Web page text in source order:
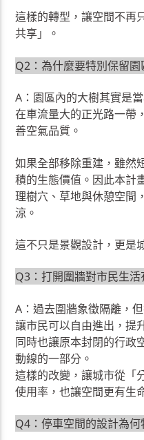
這樣的轉型，讓空間不再
共享」。
Q2：為什麼要特別保留園
A：園區內的大樹其實是
在車流量大的正光路一帶
善空氣品質。
如果全部移除重建，雖然
積的生態價值。因此本計
理樹穴、草地與休憩空間
涼。
這不只是景觀設計，更是
Q3：打開圍牆對市民生活
A：過去圍牆象徵隔離，
讓市民可以自由進出，提
同時也讓原本封閉的行政
動線的一部分。
這樣的改變，讓城市從「
使用率，也讓空間更有生
Q4：停車空間的設計為何